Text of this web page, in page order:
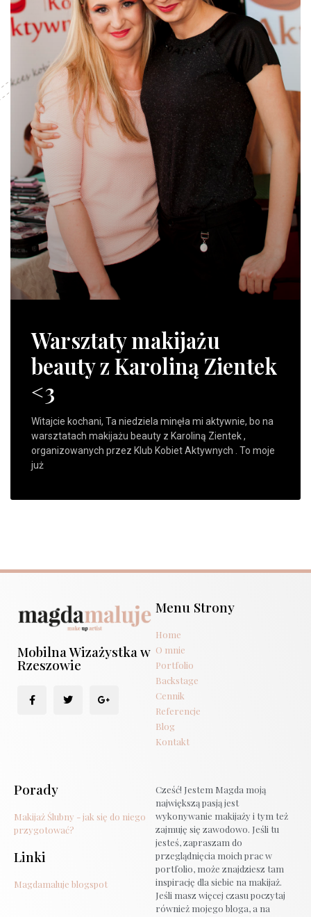
Warsztaty makijażu
beauty z Karoliną Zientek
<3
Witajcie kochani, Ta niedziela minęła mi aktywnie, bo na
warsztatach makijażu beauty z Karoliną Zientek ,
organizowanych przez Klub Kobiet Aktywnych . To moje
już
Mobilna Wizażystka w
Rzeszowie
Menu Strony
Home
O mnie
Portfolio
Backstage
Cennik
Referencje
Blog
Kontakt
Porady
Makijaż Ślubny - jak się do niego
przygotować?
Linki
Magdamaluje blogspot
Cześć! Jestem Magda moją
największą pasją jest
wykonywanie makijaży i tym też
zajmuję się zawodowo. Jeśli tu
jesteś, zapraszam do
przeglądnięcia moich prac w
portfolio, może znajdziesz tam
inspirację dla siebie na makijaż.
Jeśli masz więcej czasu poczytaj
również mojego bloga, a na